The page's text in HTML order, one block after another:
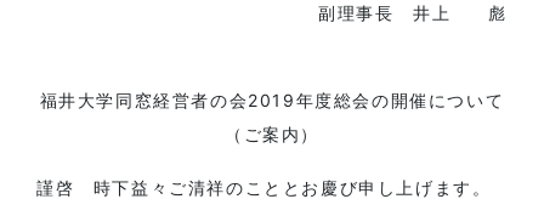
副理事長 井上 彪
福井大学同窓経営者の会2019年度総会の開催について
（ご案内）
謹啓 時下益々ご清祥のこととお慶び申し上げます。